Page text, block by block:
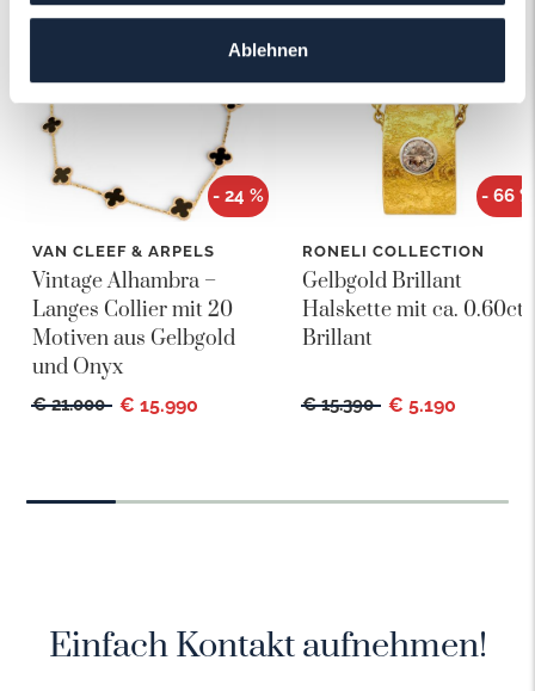
Ablehnen
- 24 %
VAN CLEEF & ARPELS
Vintage Alhambra –
Langes Collier mit 20
Motiven aus Gelbgold
und Onyx
€ 21.000 € 15.990
- 66 %
RONELI COLLECTION
Gelbgold Brillant
Halskette mit ca. 0.60ct
Brillant
€ 15.390 € 5.190
Einfach Kontakt aufnehmen!